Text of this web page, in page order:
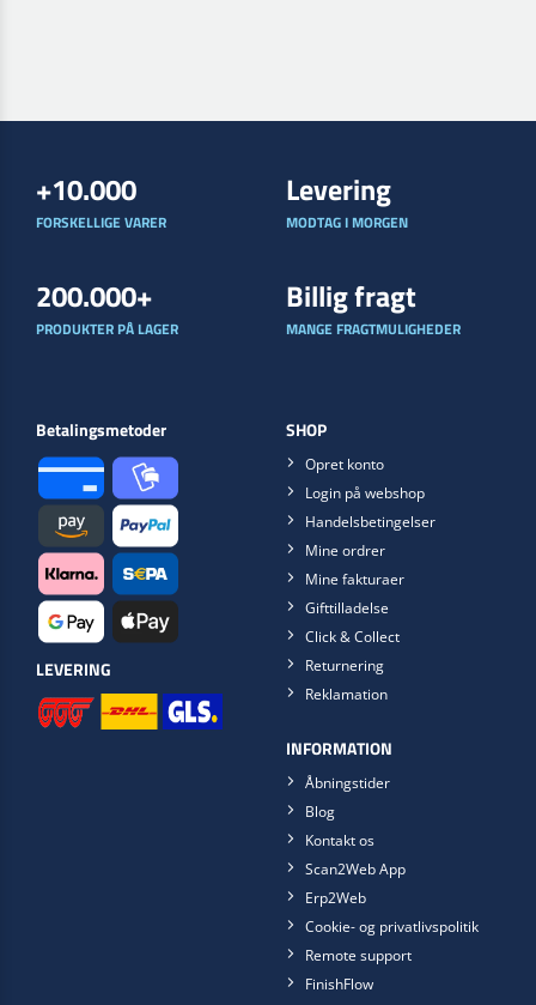
+10.000
FORSKELLIGE VARER
Levering
MODTAG I MORGEN
200.000+
PRODUKTER PÅ LAGER
Billig fragt
MANGE FRAGTMULIGHEDER
Betalingsmetoder
LEVERING
SHOP
Opret konto
Login på webshop
Handelsbetingelser
Mine ordrer
Mine fakturaer
Gifttilladelse
Click & Collect
Returnering
Reklamation
INFORMATION
Åbningstider
Blog
Kontakt os
Scan2Web App
Erp2Web
Cookie- og privatlivspolitik
Remote support
FinishFlow